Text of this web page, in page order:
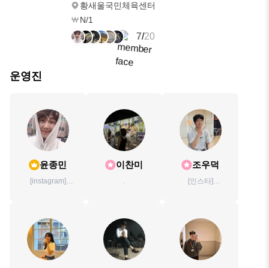
황새울국민체육센터
N/1
7/20
운영진
윤종민
[instagram]
이찬미
.
조우덕
[인스타]